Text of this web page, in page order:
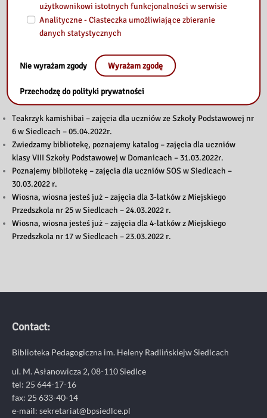
Also read
Teakrzyk kamishibai – zajęcia dla uczniów ze Szkoły Podstawowej nr
6 w Siedlcach – 05.04.2022r.
Zwiedzamy bibliotekę, poznajemy katalog – zajęcia dla uczniów
klasy VIII Szkoły Podstawowej w Domanicach – 31.03.2022r.
Poznajemy bibliotekę – zajęcia dla uczniów SOS w Siedlcach –
30.03.2022 r.
Wiosna, wiosna jesteś już – zajęcia dla 3-latków z Miejskiego
Przedszkola nr 25 w Siedlcach – 24.03.2022 r.
Wiosna, wiosna jesteś już – zajęcia dla 4-latków z Miejskiego
Przedszkola nr 17 w Siedlcach – 23.03.2022 r.
Contact:
Biblioteka Pedagogiczna im. Heleny Radlińskiejw Siedlcach
ul. M. Asłanowicza 2, 08-110 Siedlce
tel: 25 644-17-16
fax: 25 633-40-14
e-mail: sekretariat@bpsiedlce.pl
użytkownikowi istotnych funkcjonalności w serwisie
Analityczne - Ciasteczka umożliwiające zbieranie
danych statystycznych
Nie wyrażam zgody Wyrażam zgodę
Przechodzę do polityki prywatności